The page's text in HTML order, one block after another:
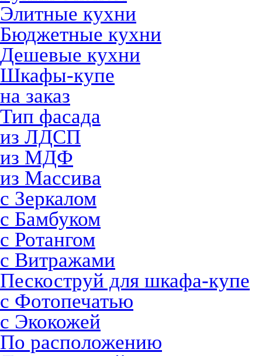
Элитные кухни
Бюджетные кухни
Дешевые кухни
Шкафы-купе
на заказ
Тип фасада
из ЛДСП
из МДФ
из Массива
с Зеркалом
с Бамбуком
с Ротангом
с Витражами
Пескоструй для шкафа-купе
с Фотопечатью
с Экокожей
По расположению